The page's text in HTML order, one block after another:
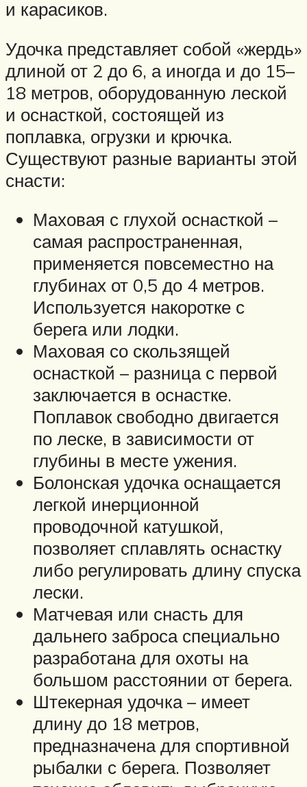
и карасиков.
Удочка представляет собой «жердь»
длиной от 2 до 6, а иногда и до 15–
18 метров, оборудованную леской
и оснасткой, состоящей из
поплавка, огрузки и крючка.
Существуют разные варианты этой
снасти:
Маховая с глухой оснасткой –
самая распространенная,
применяется повсеместно на
глубинах от 0,5 до 4 метров.
Используется накоротке с
берега или лодки.
Маховая со скользящей
оснасткой – разница с первой
заключается в оснастке.
Поплавок свободно двигается
по леске, в зависимости от
глубины в месте ужения.
Болонская удочка оснащается
легкой инерционной
проводочной катушкой,
позволяет сплавлять оснастку
либо регулировать длину спуска
лески.
Матчевая или снасть для
дальнего заброса специально
разработана для охоты на
большом расстоянии от берега.
Штекерная удочка – имеет
длину до 18 метров,
предназначена для спортивной
рыбалки с берега. Позволяет